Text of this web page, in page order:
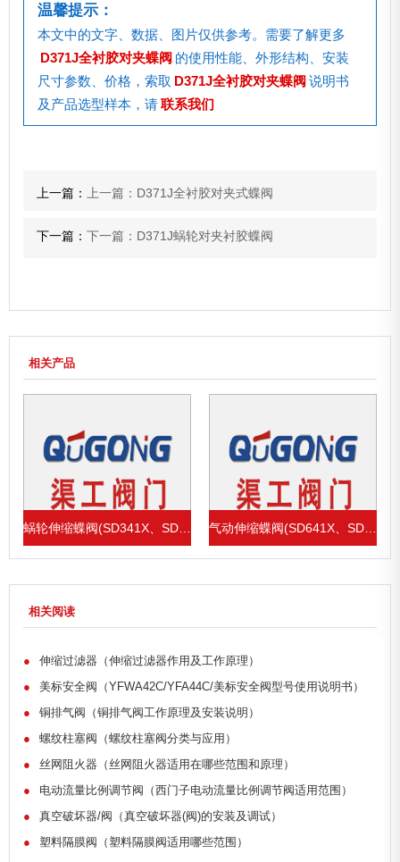
温馨提示：
本文中的文字、数据、图片仅供参考。需要了解更多
D371J全衬胶对夹蝶阀 的使用性能、外形结构、安装
尺寸参数、价格，索取 D371J全衬胶对夹蝶阀 说明书
及产品选型样本，请联系我们
上一篇： 上一篇：D371J全衬胶对夹式蝶阀
下一篇：下一篇：D371J蜗轮对夹衬胶蝶阀
相关产品
蜗轮伸缩蝶阀(SD341X、SD343H) 气动伸缩蝶阀(SD641X、SD643H)
相关阅读
●
伸缩过滤器（伸缩过滤器作用及工作原理）
●
美标安全阀（YFWA42C/YFA44C/美标安全阀型号使用说明书）
●
铜排气阀（铜排气阀工作原理及安装说明）
●
螺纹柱塞阀（螺纹柱塞阀分类与应用）
●
丝网阻火器（丝网阻火器适用在哪些范围和原理）
●
电动流量比例调节阀（西门子电动流量比例调节阀适用范围）
●
真空破坏器/阀（真空破坏器(阀)的安装及调试）
●
塑料隔膜阀（塑料隔膜阀适用哪些范围）